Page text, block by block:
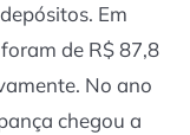
Em
de R$ 87,8
No ano
chegou a